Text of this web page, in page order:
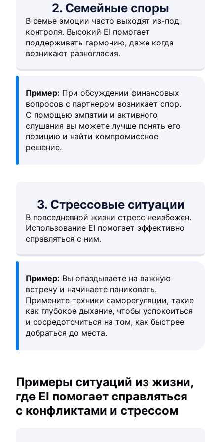
2. Семейные споры
В семье эмоции часто выходят из-под
контроля. Высокий EI помогает
поддерживать гармонию, даже когда
возникают разногласия.
Пример: При обсуждении финансовых
вопросов с партнером возникает спор.
С помощью эмпатии и активного
слушания вы можете лучше понять его
позицию и найти компромиссное
решение.
3. Стрессовые ситуации
В повседневной жизни стресс неизбежен.
Использование EI помогает эффективно
справляться с ним.
Пример: Вы опаздываете на важную
встречу и начинаете паниковать.
Примените техники саморегуляции, такие
как глубокое дыхание, чтобы успокоиться
и сосредоточиться на том, как быстрее
добраться до места.
Примеры ситуаций из жизни,
где EI помогает справляться
с конфликтами и стрессом